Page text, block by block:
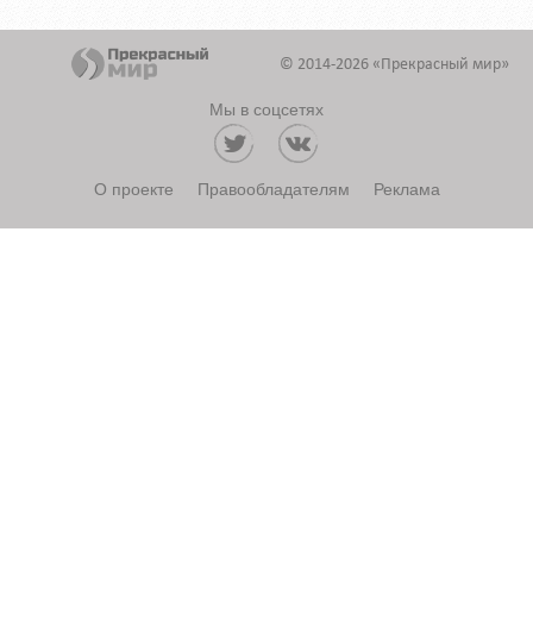
© 2014-2026 «Прекрасный мир»
Мы в соцсетях
О проекте Правообладателям Реклама